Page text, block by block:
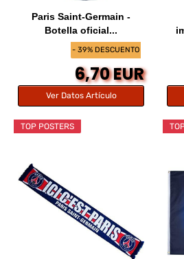
- 39% DESCUENTO
Paris Saint-Germain -
Botella oficial...
6,70 EUR
Ver Datos Artículo
TOP POSTERS